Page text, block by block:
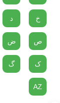
خ د
ص ض
ک گ
AZ